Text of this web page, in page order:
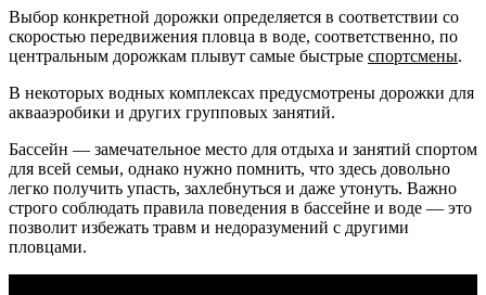
Выбор конкретной дорожки определяется в соответствии со
скоростью передвижения пловца в воде, соответственно, по
центральным дорожкам плывут самые быстрые спортсмены.
В некоторых водных комплексах предусмотрены дорожки для
аквааэробики и других групповых занятий.
Бассейн — замечательное место для отдыха и занятий спортом
для всей семьи, однако нужно помнить, что здесь довольно
легко получить упасть, захлебнуться и даже утонуть. Важно
строго соблюдать правила поведения в бассейне и воде — это
позволит избежать травм и недоразумений с другими
пловцами.